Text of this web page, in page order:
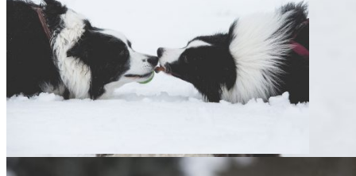
30|12|2017 – Nell und Heidi